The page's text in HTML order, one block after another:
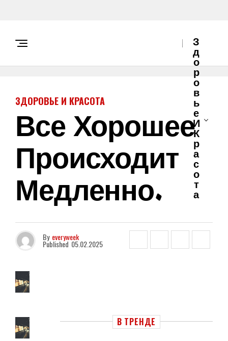
З
Д
О
Р
О
В
Ь
Е
И
К
Р
А
С
О
Т
А
ЗДОРОВЬЕ И КРАСОТА
​​Все Хорошее
Происходит
Медленно.
By everyweek
Published 05.02.2025
В ТРЕНДЕ